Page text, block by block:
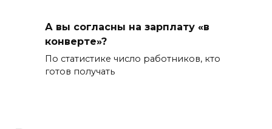
А вы согласны на зарплату «в
конверте»?
По статистике число работников, кто
готов получать